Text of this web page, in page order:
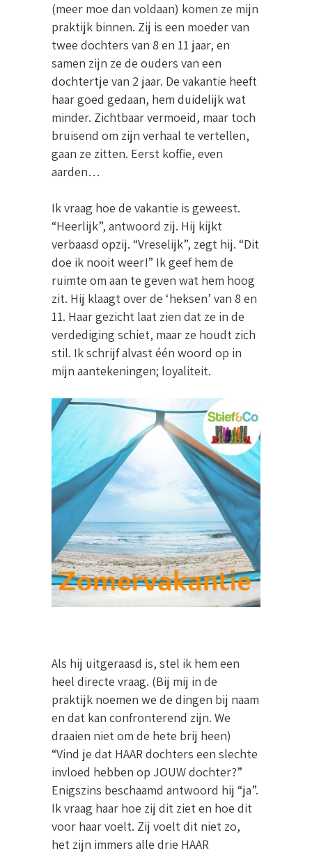
(meer moe dan voldaan) komen ze mijn
praktijk binnen. Zij is een moeder van
twee dochters van 8 en 11 jaar, en
samen zijn ze de ouders van een
dochtertje van 2 jaar. De vakantie heeft
haar goed gedaan, hem duidelijk wat
minder. Zichtbaar vermoeid, maar toch
bruisend om zijn verhaal te vertellen,
gaan ze zitten. Eerst koffie, even
aarden…
Ik vraag hoe de vakantie is geweest.
“Heerlijk”, antwoord zij. Hij kijkt
verbaasd opzij. “Vreselijk”, zegt hij. “Dit
doe ik nooit weer!” Ik geef hem de
ruimte om aan te geven wat hem hoog
zit. Hij klaagt over de ‘heksen’ van 8 en
11. Haar gezicht laat zien dat ze in de
verdediging schiet, maar ze houdt zich
stil. Ik schrijf alvast één woord op in
mijn aantekeningen; loyaliteit.
Als hij uitgeraasd is, stel ik hem een
heel directe vraag. (Bij mij in de
praktijk noemen we de dingen bij naam
en dat kan confronterend zijn. We
draaien niet om de hete brij heen)
“Vind je dat HAAR dochters een slechte
invloed hebben op JOUW dochter?”
Enigszins beschaamd antwoord hij “ja”.
Ik vraag haar hoe zij dit ziet en hoe dit
voor haar voelt. Zij voelt dit niet zo,
het zijn immers alle drie HAAR